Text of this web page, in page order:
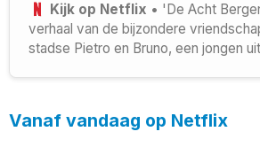
Kijk op Netflix • 'De Acht
verhaal van de bijzondere
stadse Pietro en Bruno, een jongen
Vanaf vandaag op Netflix